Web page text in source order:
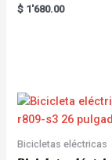
Rated
5.00
$ 1'680.00
Bicicletas eléctricas